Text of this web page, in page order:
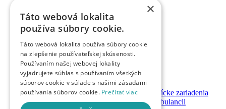
Newsletter
Články
Podcasty
Informované súhlasy
Právny web pre ambulancie
Právnik na telefóne
GDPR ambulancie / lekárne
Systémy bezpečnosti pacienta pre zdravotnícke zariadenia
Nastavenie priamych platieb pacienta v ambulancii
×
Táto webová lokalita
používa súbory cookie.
Táto webová lokalita používa súbory cookie
na zlepšenie používateľskej skúsenosti.
Používaním našej webovej lokality
vyjadrujete súhlas s používaním všetkých
súborov cookie v súlade s našimi zásadami
používania súborov cookie. Prečítať viac